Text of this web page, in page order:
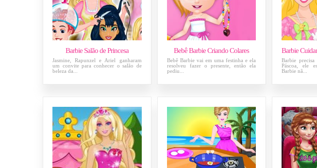
Barbie Salão de Princesa
Jasmine, Rapunzel e Ariel ganharam
um convite para conhecer o salão de
beleza da...
Bebê Barbie Criando Colares
Bebê Barbie vai em uma festinha e ela
resolveu fazer o presente, então ela
pediu...
Barbie
Páscoa, ele
Barbie nã...